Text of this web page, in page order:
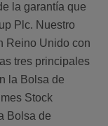
la garantía que
Plc. Nuestro
Reino Unido con
tres principales
la Bolsa de
Stock
Bolsa de